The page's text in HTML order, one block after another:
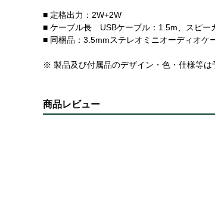
■ 定格出力：2W+2W
■ ケーブル長 USBケーブル：1.5m、スピー
■ 同梱品：3.5mmステレオミニオーディオケ
※ 製品及び付属品のデザイン・色・仕様等は
商品レビュー